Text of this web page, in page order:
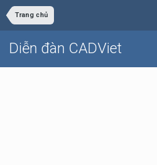
Trang chủ
Diễn đàn CADViet